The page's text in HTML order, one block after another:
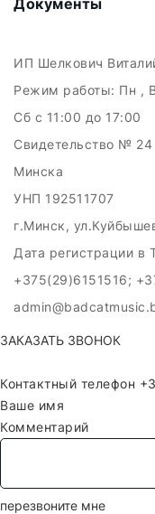
Документы
ИП Шелкович
Режим работы: Пн ,
Сб c 11:00 до 17:00
Свидетельство № 24
Минска
УНП 192511707
г.Минск,
Дата регистрации в
+375(29)6151516;
ЗАКАЗАТЬ ЗВОНОК
Контактный телефон
Ваше имя
Комментарий
перезвоните мне